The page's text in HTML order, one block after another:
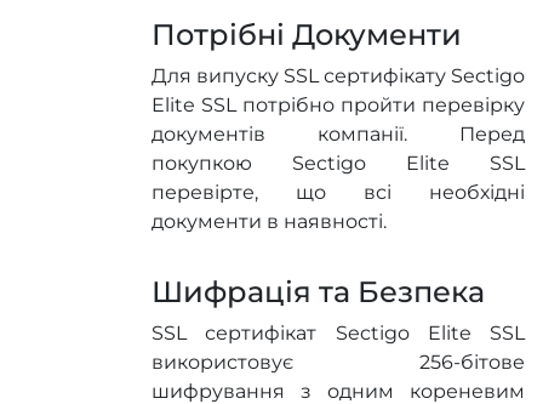
Потрібні Документи
Для випуску SSL сертифікату Sectigo
Elite SSL потрібно пройти перевірку
документів компанії. Перед
покупкою Sectigo Elite SSL
перевірте, що всі необхідні
документи в наявності.
Шифрація та Безпека
SSL сертифікат Sectigo Elite SSL
використовує 256-бітове
шифрування з одним кореневим